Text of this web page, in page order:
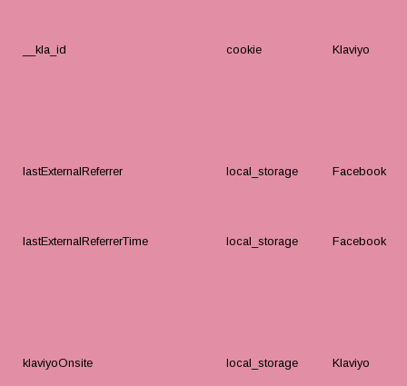
__kla_id cookie Klaviyo
lastExternalReferrer local_storage Facebook
lastExternalReferrerTime local_storage Facebook
klaviyoOnsite local_storage Klaviyo